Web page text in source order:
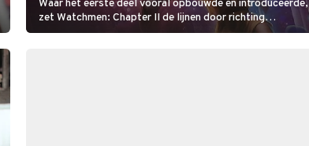
Waar het eerste deel vooral opbouwde en introduceerde,
zet Watchmen: Chapter II de lijnen door richting
confrontatie en onthulling.